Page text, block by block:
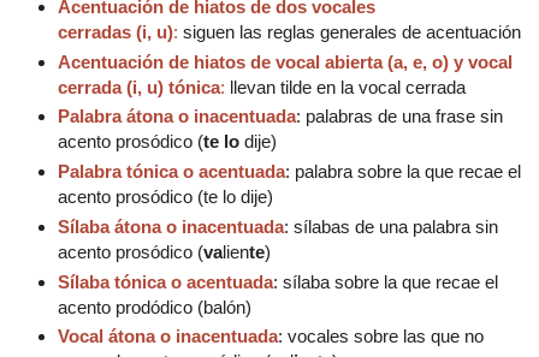
Acentuación de hiatos de dos vocales
cerradas (i, u): siguen las reglas generales de acentuación
Acentuación de hiatos de vocal abierta (a, e, o) y vocal
cerrada (i, u) tónica: llevan tilde en la vocal cerrada
Palabra átona o inacentuada: palabras de una frase sin
acento prosódico (te lodije)
Palabra tónica o acentuada: palabra sobre la que recae el
acento prosódico (te lo dije)
Sílaba átona o inacentuada: sílabas de una palabra sin
acento prosódico (valiente)
Sílaba tónica o acentuada: sílaba sobre la que recae el
acento prodódico (balón)
Vocal átona o inacentuada: vocales sobre las que no